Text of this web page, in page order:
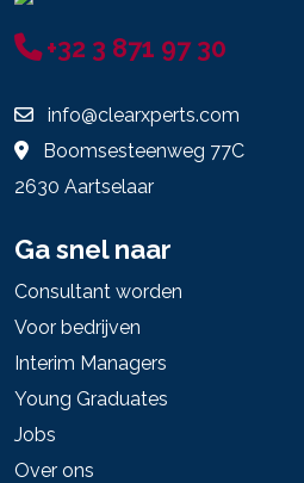
+32 3 871 97 30
info@clearxperts.com
Boomsesteenweg 77C
2630 Aartselaar
Ga snel naar
Consultant worden
Voor bedrijven
Interim Managers
Young Graduates
Jobs
Over ons